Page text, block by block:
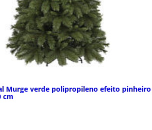
Murge verde polipropileno efeito pinheiro
cm